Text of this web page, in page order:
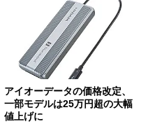
アイオーデータの価格改定、
一部モデルは25万円超の大幅
値上げに